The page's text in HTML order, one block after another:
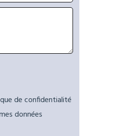
de confidentialité
données